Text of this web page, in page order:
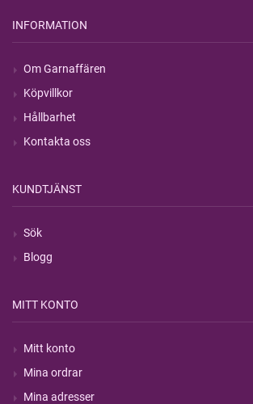
INFORMATION
Om Garnaffären
Köpvillkor
Hållbarhet
Kontakta oss
KUNDTJÄNST
Sök
Blogg
MITT KONTO
Mitt konto
Mina ordrar
Mina adresser